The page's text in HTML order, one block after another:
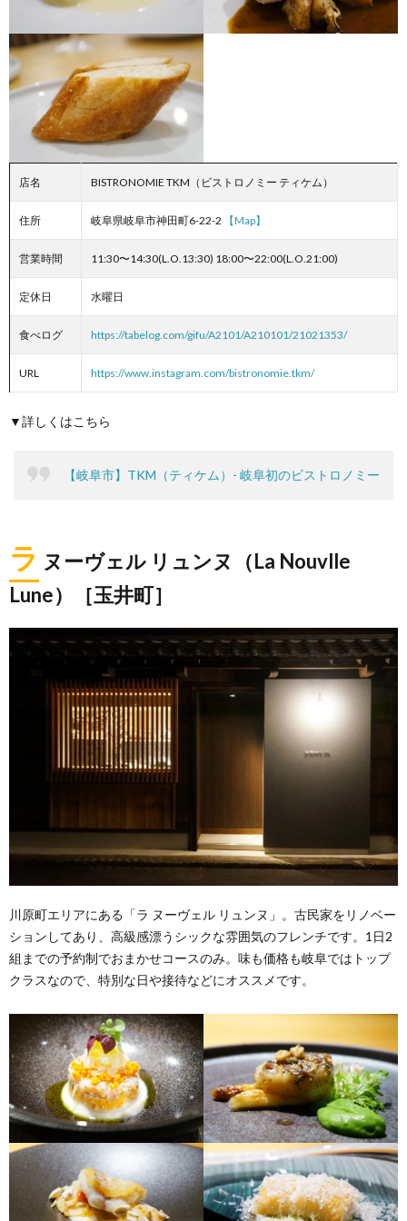
店名 BISTRONOMIE TKM（ビストロノミー ティケム）
住所 岐阜県岐阜市神田町6-22-2 【Map】
営業時間 11:30〜14:30(L.O.13:30) 18:00〜22:00(L.O.21:00)
定休日 水曜日
食べログ https://tabelog.com/gifu/A2101/A210101/21021353/
URL https://www.instagram.com/bistronomie.tkm/
▼詳しくはこちら
【岐阜市】TKM（ティケム）- 岐阜初のビストロノミー
ラ ヌーヴェル リュンヌ（La Nouvlle
Lune）［玉井町］
川原町エリアにある「ラ ヌーヴェル リュンヌ」。古民家をリノベー
ションしてあり、高級感漂うシックな雰囲気のフレンチです。1日2
組までの予約制でおまかせコースのみ。味も価格も岐阜ではトップ
クラスなので、特別な日や接待などにオススメです。